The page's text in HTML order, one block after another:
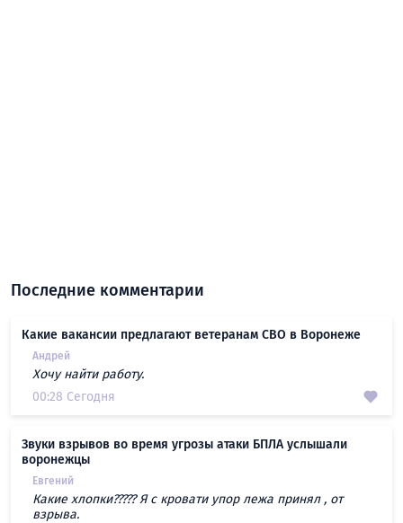
Последние комментарии
Какие вакансии предлагают ветеранам СВО в Воронеже
Андрей
Хочу найти работу.
00:28 Сегодня
Звуки взрывов во время угрозы атаки БПЛА услышали
воронежцы
Евгений
Какие хлопки????? Я с кровати упор лежа принял , от
взрыва.